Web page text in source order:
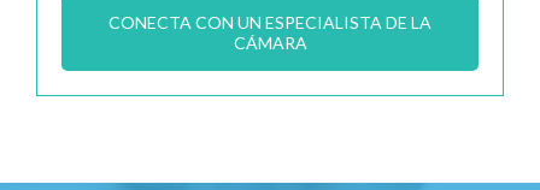
CONECTA CON UN ESPECIALISTA DE LA
CÁMARA